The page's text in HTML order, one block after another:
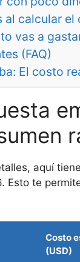
al calcular
vas a
(FAQ)
El costo
aquí
Esto te
Costo
(USD)